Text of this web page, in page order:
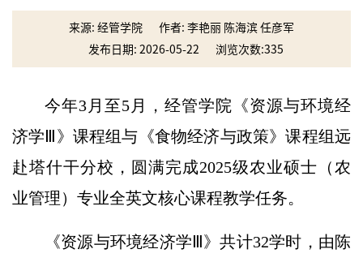
来源: 经管学院
作者: 李艳丽 陈海滨 任彦军
发布日期: 2026-05-22
浏览次数:335
今年3月至5月，经管学院《资源与环境经
济学Ⅲ》课程组与《食物经济与政策》课程组远
赴塔什干分校，圆满完成2025级农业硕士（农
业管理）专业全英文核心课程教学任务。
《资源与环境经济学Ⅲ》共计32学时，由陈